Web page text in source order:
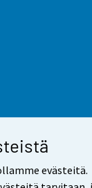
evästeitä.